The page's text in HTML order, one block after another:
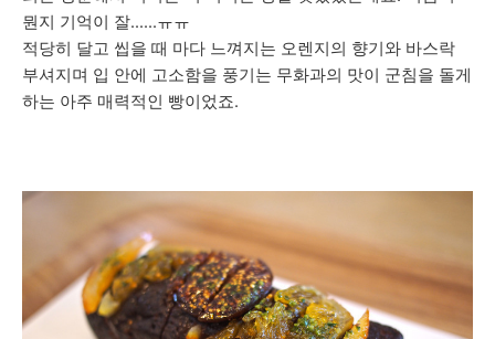
뭔지 기억이 잘......ㅠㅠ
적당히 달고 씹을 때 마다 느껴지는 오렌지의 향기와 바스락
부셔지며 입 안에 고소함을 풍기는 무화과의 맛이 군침을 돌게
하는 아주 매력적인 빵이었죠.